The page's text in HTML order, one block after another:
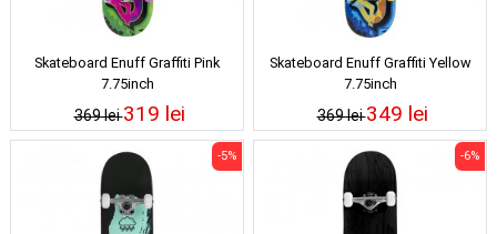
Skateboard Enuff Graffiti Pink
7.75inch
369 lei319 lei
Skateboard Enuff Graffiti Yellow
7.75inch
369 lei349 lei
-5% -6%